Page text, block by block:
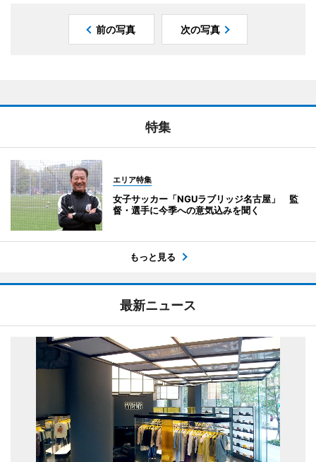
前の写真 次の写真
特集
エリア特集
女子サッカー「NGUラブリッジ名古屋」 監
督・選手に今季への意気込みを聞く
もっと見る
最新ニュース